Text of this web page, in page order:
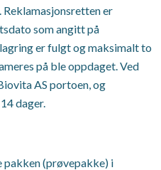
er
som angitt på
er fulgt og maksimalt to
på ble oppdaget. Ved
AS portoen, og
dager.
(prøvepakke) i